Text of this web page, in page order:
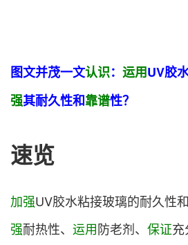
图文并茂一文认识： 运用UV胶
强其耐久性和靠谱性？
速览
加强UV胶水粘接玻璃的耐久性和
强耐热性、 运用防老剂、 保证